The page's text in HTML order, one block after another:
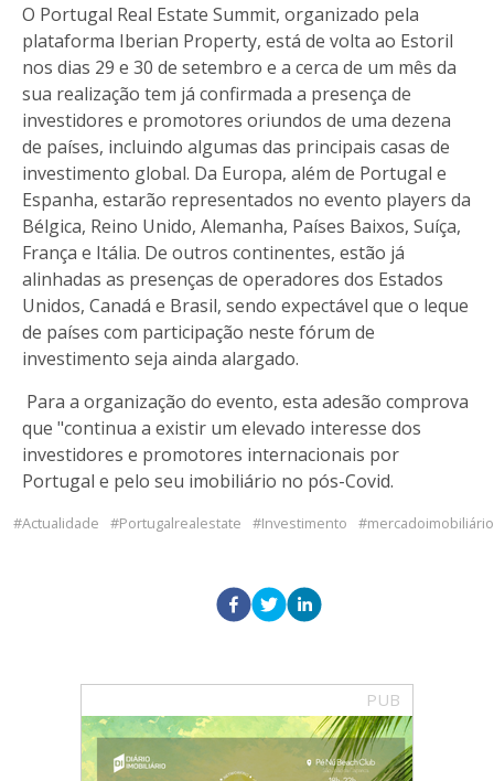
O Portugal Real Estate Summit, organizado pela
plataforma Iberian Property, está de volta ao Estoril
nos dias 29 e 30 de setembro e a cerca de um mês da
sua realização tem já confirmada a presença de
investidores e promotores oriundos de uma dezena
de países, incluindo algumas das principais casas de
investimento global. Da Europa, além de Portugal e
Espanha, estarão representados no evento players da
Bélgica, Reino Unido, Alemanha, Países Baixos, Suíça,
França e Itália. De outros continentes, estão já
alinhadas as presenças de operadores dos Estados
Unidos, Canadá e Brasil, sendo expectável que o leque
de países com participação neste fórum de
investimento seja ainda alargado.
Para a organização do evento, esta adesão comprova
que "continua a existir um elevado interesse dos
investidores e promotores internacionais por
Portugal e pelo seu imobiliário no pós-Covid.
Actualidade Portugalrealestate Investimento mercadoimobiliário
PUB